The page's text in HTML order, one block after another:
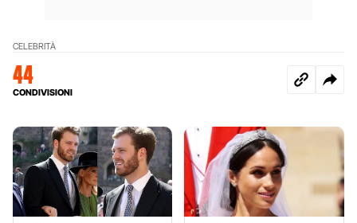
CELEBRITÀ
44
CONDIVISIONI